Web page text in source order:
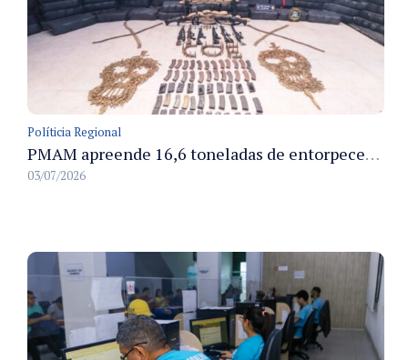
Políticia Regional
PMAM apreende 16,6 toneladas de entorpecentes e registra aumento nas prisões em flagrante e nas capturas de foragidos no primeiro semestre de 2026
03/07/2026